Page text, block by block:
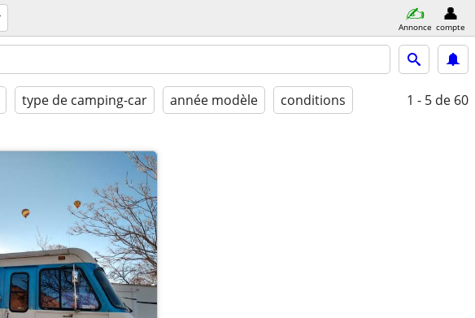
Annonce compte
type de camping-car année modèle conditions 1 - 5 de 60